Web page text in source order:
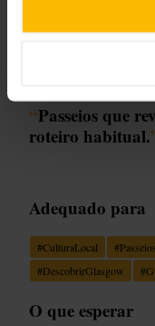
“Passeios que
roteiro habitual.
Adequado para
#CulturaLocal #
#DescobrirGlasgow #
O que esperar